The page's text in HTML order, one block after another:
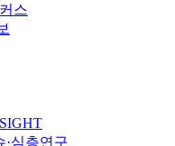
스
·심층연구